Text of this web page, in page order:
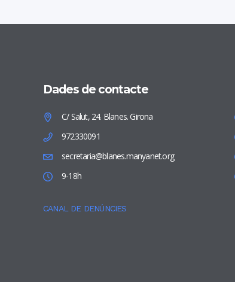
Dades de contacte
C/ Salut, 24. Blanes. Girona
972330091
secretaria@blanes.manyanet.org
9-18h
CANAL DE DENÚNCIES